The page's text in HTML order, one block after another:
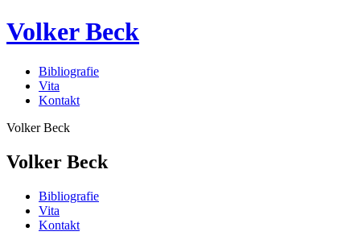
Volker Beck
Bibliografie
Vita
Kontakt
Volker Beck
Volker Beck
Bibliografie
Vita
Kontakt